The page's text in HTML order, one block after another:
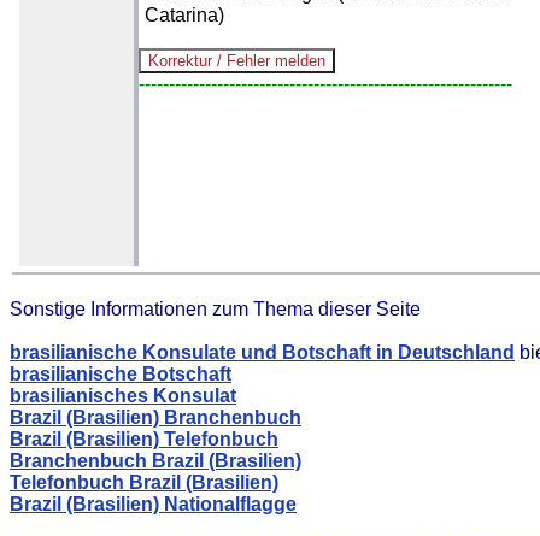
Catarina)
--------------------------------------------------------------
Sonstige Informationen zum Thema dieser Seite
brasilianische Konsulate und Botschaft in Deutschland
brasilianische Botschaft
brasilianisches Konsulat
Brazil (Brasilien) Branchenbuch
Brazil (Brasilien) Telefonbuch
Branchenbuch Brazil (Brasilien)
Telefonbuch Brazil (Brasilien)
Brazil (Brasilien) Nationalflagge